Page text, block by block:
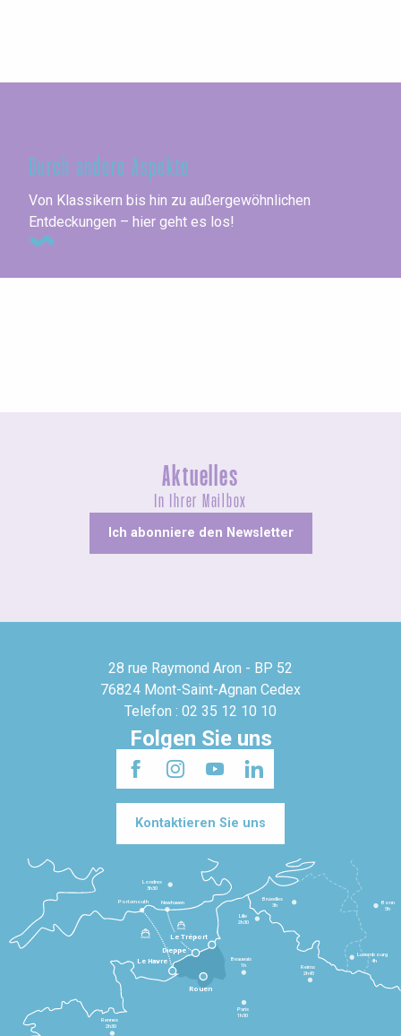
Durch andere Aspekte
Von Klassikern bis hin zu außergewöhnlichen
Entdeckungen – hier geht es los!
Aktuelles
In Ihrer Mailbox
Ich abonniere den Newsletter
28 rue Raymond Aron - BP 52
76824 Mont-Saint-Agnan Cedex
Telefon : 02 35 12 10 10
Folgen Sie uns
Kontaktieren Sie uns
Le Havre
Dieppe
Le Tréport
Rennes
2h30
Paris
1h30
Beauvais
1h
Reims
2h45
Lille
2h30
Bruxelles
3h
Londres
3h30
Newhaven
Portsmouth
Bonn
5h
Luxembourg
4h
Rouen